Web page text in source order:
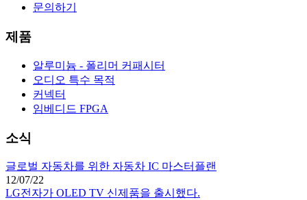
문의하기
제품
알루미늄 - 폴리머 커패시터
오디오 특수 목적
커넥터
임베디드 FPGA
소식
글로벌 자동차를 위한 자동차 IC 마스터플랜
12/07/22
LG전자가 OLED TV 신제품을 출시했다.